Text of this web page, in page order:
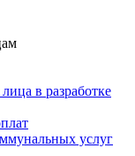
в разработке
услуг